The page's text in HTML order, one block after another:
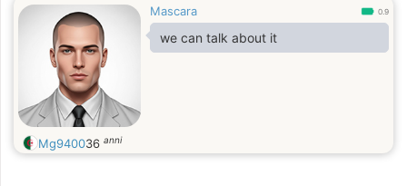
Mascara 0.9
we can talk about it
Mg940036 anni